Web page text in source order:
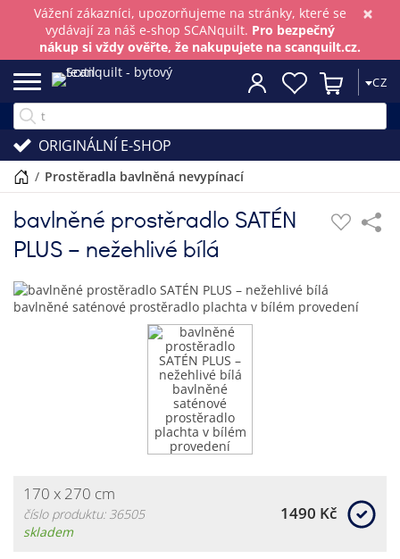
×
Vážení zákazníci, upozorňujeme na stránky, které se
vydávají za náš e-shop SCANquilt. Pro bezpečný
nákup si vždy ověřte, že nakupujete na scanquilt.cz.
CZ
ORIGINÁLNÍ E-SHOP
/ prostěradla bavlněná nevypínací
bavlněné prostěradlo SATÉN
PLUS – nežehlivé bílá
170 x 270 cm
číslo produktu: 36505
skladem
1490 Kč